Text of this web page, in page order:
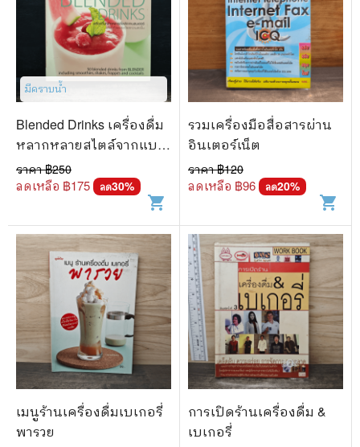
มีคราบน้ำ
Blended Drinks เครื่องดื่ม
หลากหลายสไตล์จากแบ
ลนเดอร์
ราคา ฿250
ลดเหลือ ฿175 ลด30%
shopping_cart
รวมเครื่องมือสื่อสารผ่าน
อินเตอร์เน็ต
ราคา ฿120
ลดเหลือ ฿96 ลด20%
shopping_cart
เมนูร้านเครื่องดื่มเบเกอรี่
พารวย
การเปิดร้านเครื่องดื่ม &
เบเกอรี่